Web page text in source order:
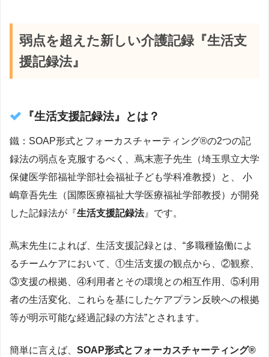
弱点を超えた新しい介護記録『生活支
援記録法』
『生活支援記録法』とは？
鐵：SOAP形式とフォーカスチャーティング®の2つの記
録法の弱点を克服するべく、蔦末憲子先生（埼玉県立大学
保健医学部福祉学部社会福祉子ども学科准教授）と、 小
嶋章吾先生（国際医療福祉大学医療福祉学部教授）が開発
した記録法が『生活支援記録法』です。
蔦末先生によれば、生活支援記録とは、“多職種協働によ
るチームケアにおいて、①生活支援の観点から、②観察、
③支援の根拠、④利用者とその環境との相互作用、⑤利用
者の生活変化、これらを基にしたケアプラン反映への根拠
等が明示可能な経過記録の方法”とされます。
簡単に言えば、 SOAP形式とフォーカスチャーティング®